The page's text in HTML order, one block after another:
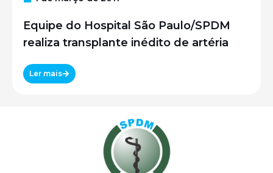
Equipe do Hospital São Paulo/SPDM
realiza transplante inédito de artéria
Ler mais